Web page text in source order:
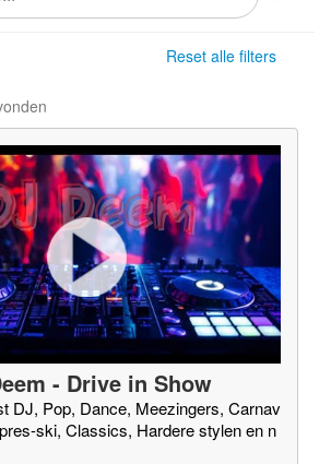
Reset alle filters
- Drive in Show
DJ, Pop, Dance, Meezingers, Carnav
ski, Classics, Hardere stylen en n